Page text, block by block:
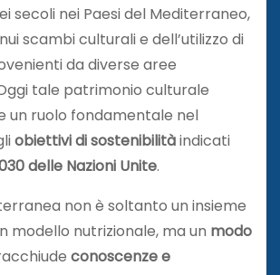
secoli nei Paesi del Mediterraneo,
scambi culturali e dell’utilizzo di
da diverse aree
tale patrimonio culturale
un ruolo fondamentale nel
obiettivi di sostenibilitàindicati
delle Nazioni Unite.
non è soltanto un insieme
modello nutrizionale, ma un modo
conoscenze e